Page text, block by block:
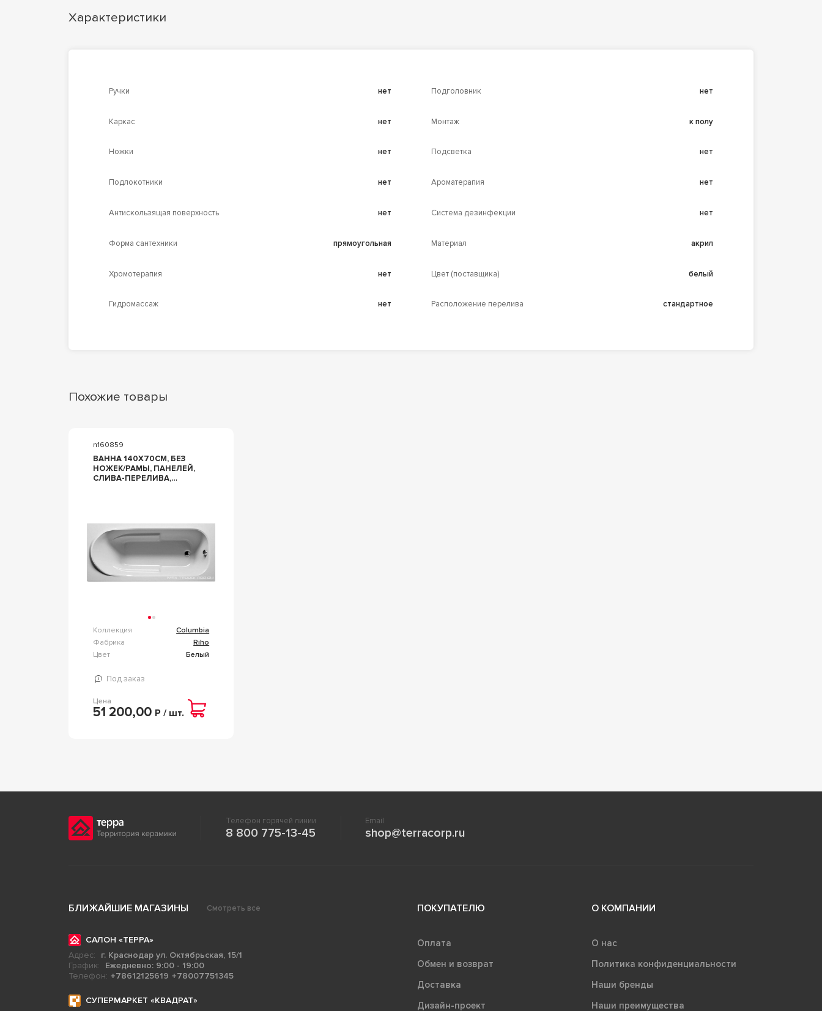
Характеристики
Ручки нет Подголовник нет
Каркас нет Монтаж к полу
Ножки нет Подсветка нет
Подлокотники нет Ароматерапия нет
Антискользящая поверхность нет Система дезинфекции нет
Форма сантехники прямоугольная Материал акрил
Хромотерапия нет Цвет (поставщика) белый
Гидромассаж нет Расположение перелива стандартное
Похожие товары
n160859
ВАННА 140Х70СМ, БЕЗ
НОЖЕК/РАМЫ, ПАНЕЛЕЙ,
СЛИВА-ПЕРЕЛИВА,
Коллекция
Columbia
Фабрика
Riho
Цвет
Белый
Под заказ
Цена
51 200,00 Р / шт.
Телефон горячей линии
8 800 775-13-45
Email
shop@terracorp.ru
БЛИЖАЙШИЕ МАГАЗИНЫ Смотреть все
САЛОН «ТЕРРА»
Адрес:
г. Краснодар ул. Октябрьская, 15/1
График:
Ежедневно: 9:00 - 19:00
Телефон: +78612125619 +78007751345
СУПЕРМАРКЕТ «КВАДРАТ»
ПОКУПАТЕЛЮ
Оплата
Обмен и возврат
Доставка
Дизайн-проект
О КОМПАНИИ
О нас
Политика конфиденциальности
Наши бренды
Наши преимущества